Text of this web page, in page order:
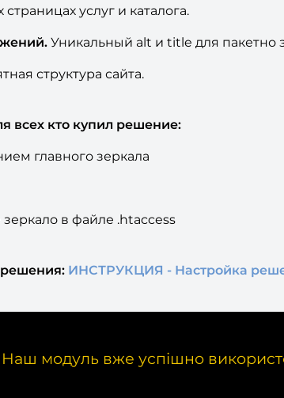
услуг и каталога.
Уникальный alt и title для
структура сайта.
всех кто купил решение:
главного зеркала
в файле .htaccess
решения: ИНСТРУКЦИЯ - Настройка
Наш модуль вже успішно